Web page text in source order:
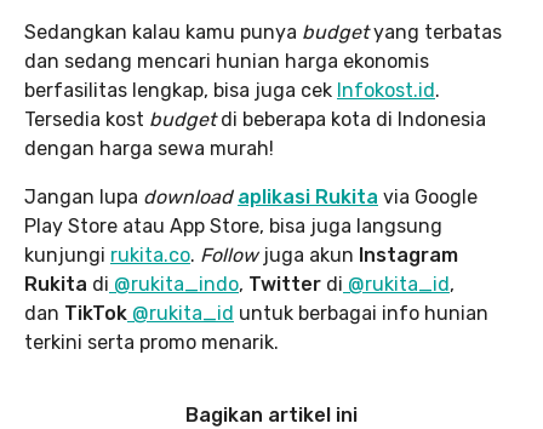
Sedangkan kalau kamu punya budgetyang terbatas
dan sedang mencari hunian harga ekonomis
berfasilitas lengkap, bisa juga cek Infokost.id.
Tersedia kost budgetdi beberapa kota di Indonesia
dengan harga sewa murah!
Jangan lupa download aplikasi Rukita via Google
Play Store atau App Store, bisa juga langsung
kunjungi rukita.co. Followjuga akun Instagram
Rukita di @rukita_indo, Twitter di @rukita_id,
dan TikTok @rukita_id untuk berbagai info hunian
terkini serta promo menarik.
Bagikan artikel ini